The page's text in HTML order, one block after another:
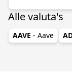
Alle valuta's
AAVE - Aave